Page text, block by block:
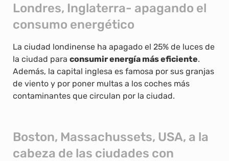
Londres, Inglaterra- apagando el
consumo energético
La ciudad londinense ha apagado el 25% de luces de
la ciudad para consumir energía más eficiente.
Además, la capital inglesa es famosa por sus granjas
de viento y por poner multas a los coches más
contaminantes que circulan por la ciudad.
Boston, Massachussets, USA, a la
cabeza de las ciudades con